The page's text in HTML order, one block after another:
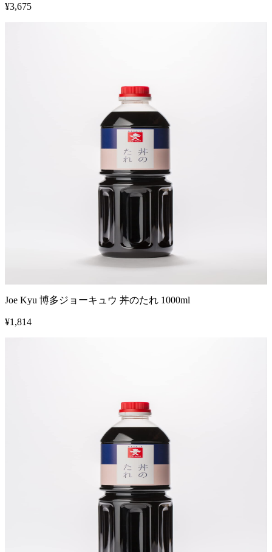
¥3,675
Joe Kyu 博多ジョーキュウ 丼のたれ 1000ml
¥1,814